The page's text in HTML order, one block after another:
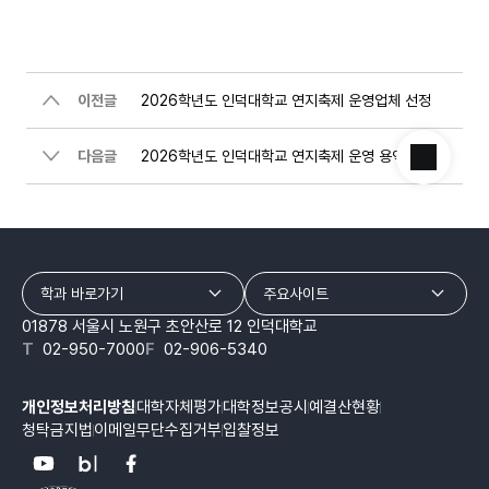
이전글 2026학년도 인덕대학교 연지축제 운영업체 선정
다음글
학과 바로가기 주요사이트
01878 서울시 노원구 초안산로 12 인덕대학교
T 02-950-7000F 02-906-5340
개인정보처리방침대학자체평가대학정보공시 예결산현황
청탁금지법이메일무단수집거부입찰정보